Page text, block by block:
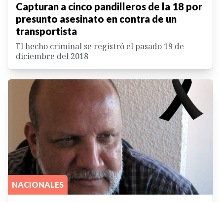
Capturan a cinco pandilleros de la 18 por
presunto asesinato en contra de un
transportista
El hecho criminal se registró el pasado 19 de
diciembre del 2018
NACIONALES